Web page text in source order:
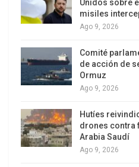
las operaciones
ciudadanos iraníes.
Unidos sobre
misiles
Ago 9, 2026
Comité
de acción de
Ormuz
Ago 9, 2026
Hutíes
drones contra
Arabia Saudí
Ago 9, 2026